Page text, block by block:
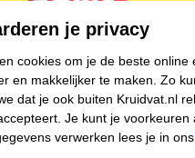
je privacy
cookies om je de beste
en makkelijker te maken. Zo
dat je ook buiten Kruidvat.nl
Je kunt je voorkeuren
verwerken lees je in ons